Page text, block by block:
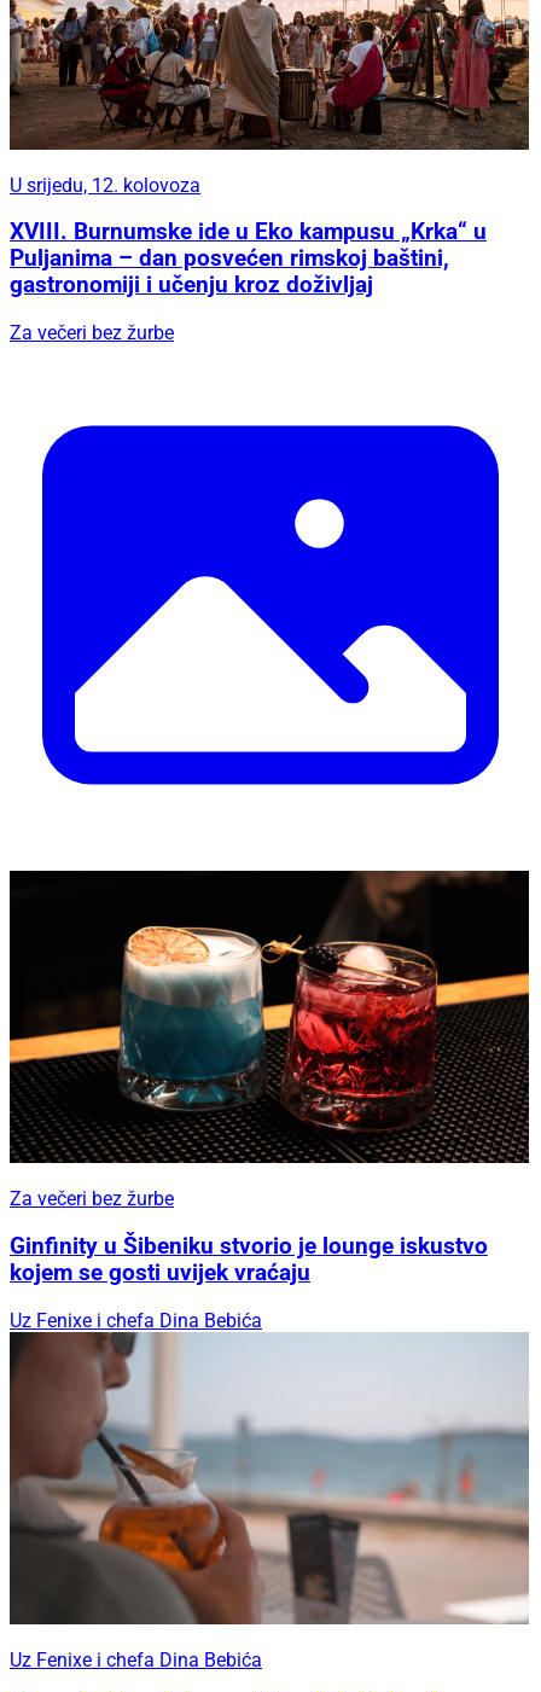
U srijedu, 12. kolovoza
XVIII. Burnumske ide u Eko kampusu „Krka“ u
Puljanima – dan posvećen rimskoj baštini,
gastronomiji i učenju kroz doživljaj
Za večeri bez žurbe
Za večeri bez žurbe
Ginfinity u Šibeniku stvorio je lounge iskustvo
kojem se gosti uvijek vraćaju
Uz Fenixe i chefa Dina Bebića
Uz Fenixe i chefa Dina Bebića